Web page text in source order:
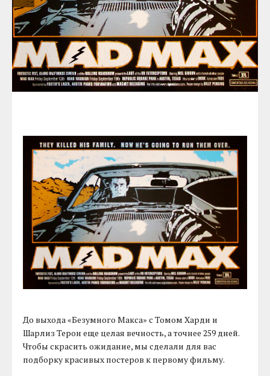
До выхода «Безумного Макса» с Томом Харди и
Шарлиз Терон еще целая вечность, а точнее 259 дней.
Чтобы скрасить ожидание, мы сделали для вас
подборку красивых постеров к первому фильму.